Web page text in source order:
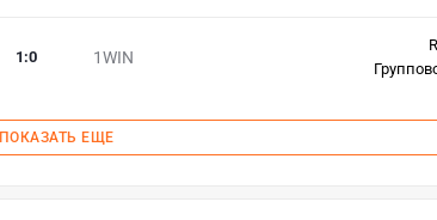
1WIN
1 :0
ПОКАЗАТЬ ЕЩЕ